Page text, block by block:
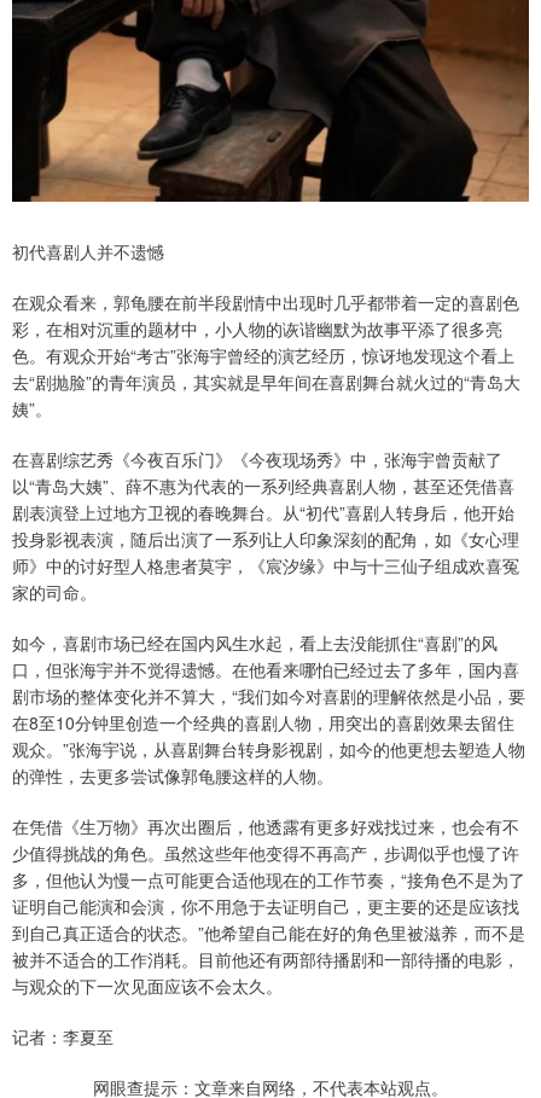
初代喜剧人并不遗憾
在观众看来，郭龟腰在前半段剧情中出现时几乎都带着一定的喜剧色
彩，在相对沉重的题材中，小人物的诙谐幽默为故事平添了很多亮
色。有观众开始“考古”张海宇曾经的演艺经历，惊讶地发现这个看上
去“剧抛脸”的青年演员，其实就是早年间在喜剧舞台就火过的“青岛大
姨”。
在喜剧综艺秀《今夜百乐门》《今夜现场秀》中，张海宇曾贡献了
以“青岛大姨”、薛不惠为代表的一系列经典喜剧人物，甚至还凭借喜
剧表演登上过地方卫视的春晚舞台。从“初代”喜剧人转身后，他开始
投身影视表演，随后出演了一系列让人印象深刻的配角，如《女心理
师》中的讨好型人格患者莫宇，《宸汐缘》中与十三仙子组成欢喜冤
家的司命。
如今，喜剧市场已经在国内风生水起，看上去没能抓住“喜剧”的风
口，但张海宇并不觉得遗憾。在他看来哪怕已经过去了多年，国内喜
剧市场的整体变化并不算大，“我们如今对喜剧的理解依然是小品，要
在8至10分钟里创造一个经典的喜剧人物，用突出的喜剧效果去留住
观众。”张海宇说，从喜剧舞台转身影视剧，如今的他更想去塑造人物
的弹性，去更多尝试像郭龟腰这样的人物。
在凭借《生万物》再次出圈后，他透露有更多好戏找过来，也会有不
少值得挑战的角色。虽然这些年他变得不再高产，步调似乎也慢了许
多，但他认为慢一点可能更合适他现在的工作节奏，“接角色不是为了
证明自己能演和会演，你不用急于去证明自己，更主要的还是应该找
到自己真正适合的状态。”他希望自己能在好的角色里被滋养，而不是
被并不适合的工作消耗。目前他还有两部待播剧和一部待播的电影，
与观众的下一次见面应该不会太久。
记者：李夏至
网眼查提示：文章来自网络，不代表本站观点。